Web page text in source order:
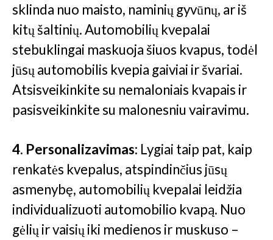
sklinda nuo maisto, naminių gyvūnų, ar iš
kitų šaltinių. Automobilių kvepalai
stebuklingai maskuoja šiuos kvapus, todėl
jūsų automobilis kvepia gaiviai ir švariai.
Atsisveikinkite su nemaloniais kvapais ir
pasisveikinkite su malonesniu vairavimu.
4. Personalizavimas: Lygiai taip pat, kaip
renkatės kvepalus, atspindinčius jūsų
asmenybę, automobilių kvepalai leidžia
individualizuoti automobilio kvapą. Nuo
gėlių ir vaisių iki medienos ir muskuso –